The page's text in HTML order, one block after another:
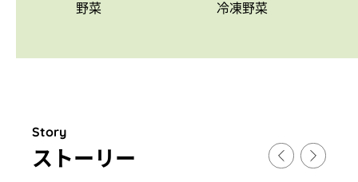
野菜 冷凍野菜
Story
ストー リ ー